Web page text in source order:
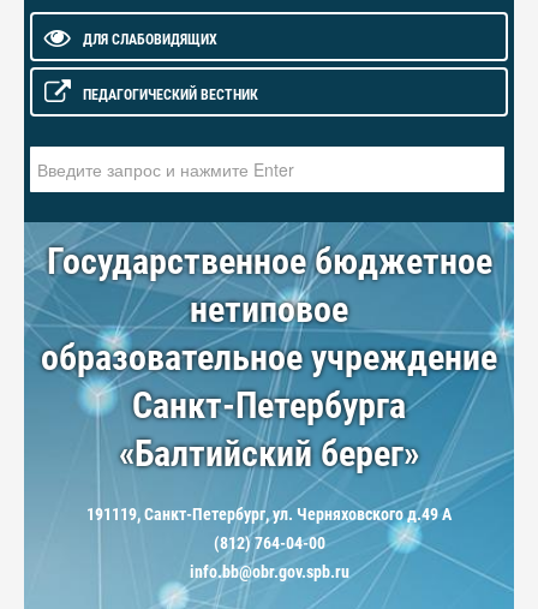
ДЛЯ СЛАБОВИДЯЩИХ
ПЕДАГОГИЧЕСКИЙ ВЕСТНИК
Государственное бюджетное
нетиповое
образовательное учреждение
Санкт-Петербурга
«Балтийский берег»
191119, Санкт-Петербург, ул. Черняховского д.49 А
(812) 764-04-00
info.bb@obr.gov.spb.ru